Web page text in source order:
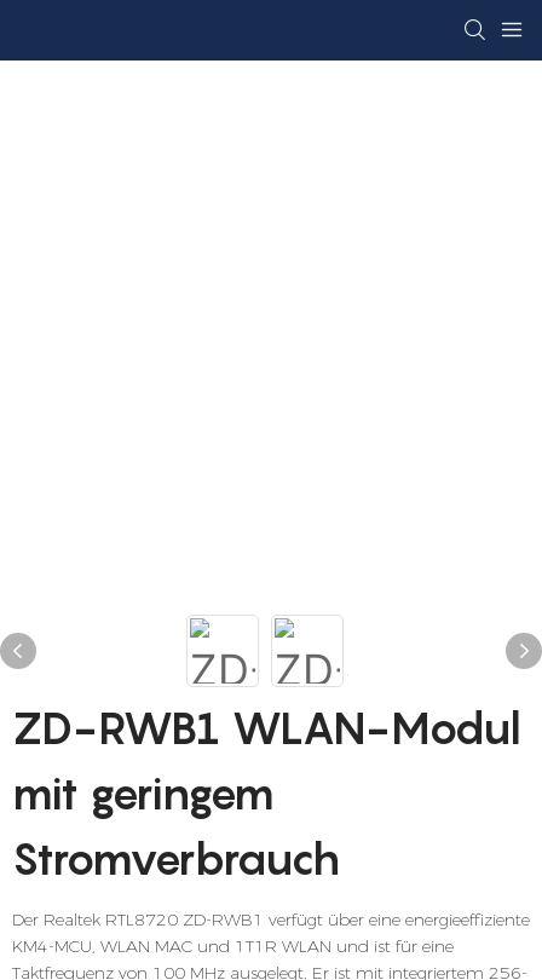
ZD-RWB1 WLAN-Modul
mit geringem
Stromverbrauch
Der Realtek RTL8720 ZD-RWB1 verfügt über eine energieeffiziente
KM4-MCU, WLAN MAC und 1T1R WLAN und ist für eine
Taktfrequenz von 100 MHz ausgelegt. Er ist mit integriertem 256-